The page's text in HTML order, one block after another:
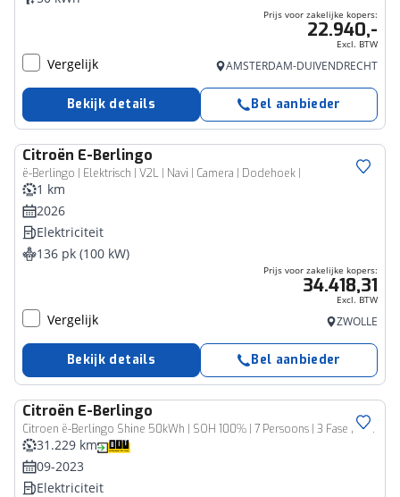
Prijs voor zakelijke kopers:
22.940,-
Excl. BTW
Vergelijk AMSTERDAM-DUIVENDRECHT
Bekijk details Bel aanbieder
Citroën E-Berlingo
ë-Berlingo | Elektrisch | V2L | Navi | Camera | Dodehoek |
Bedrijfswagen
1 km
2026
Elektriciteit
136 pk (100 kW)
Prijs voor zakelijke kopers:
34.418,31
Excl. BTW
Vergelijk ZWOLLE
Bekijk details Bel aanbieder
Citroën E-Berlingo
Citroen ë-Berlingo Shine 50kWh | SOH 100% | 7 Persoons | 3 Fase | Digital Cockpit | Zondag Open!
31.229 km
09-2023
Elektriciteit